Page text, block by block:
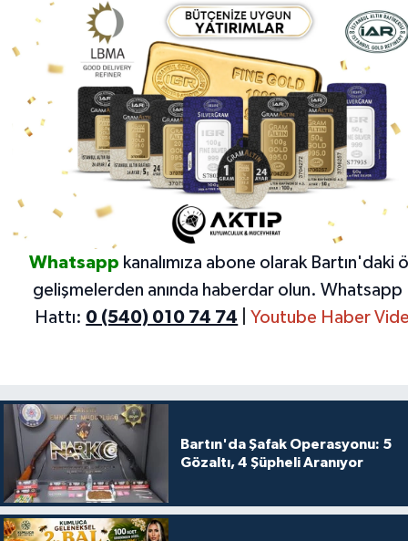
Whatsapp kanalımıza abone olarak Bartın'daki
gelişmelerden anında haberdar olun. Whatsapp
Hattı: 0 (540) 010 74 74 Youtube Haber
Bartın'da Şafak Operasyonu: 5
Gözaltı, 4 Şüpheli Aranıyor